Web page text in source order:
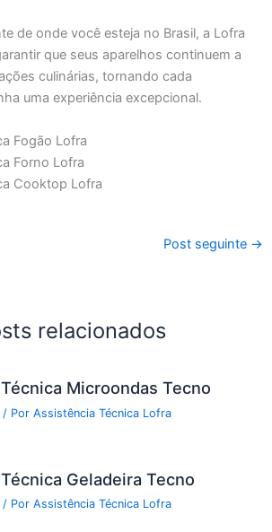
de onde você esteja no Brasil, a Lofra
que seus aparelhos continuem a
culinárias, tornando cada
uma experiência excepcional.
Fogão Lofra
Forno Lofra
Cooktop Lofra
Post seguinte →
relacionados
Microondas Tecno
/ PorAssistência Técnica Lofra
Geladeira Tecno
/ PorAssistência Técnica Lofra